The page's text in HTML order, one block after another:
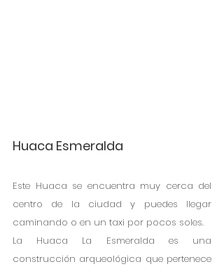
Huaca Esmeralda
Este Huaca se encuentra muy cerca del
centro de la ciudad y puedes llegar
caminando o en un taxi por pocos soles.
La Huaca La Esmeralda es una
construcción arqueológica que pertenece